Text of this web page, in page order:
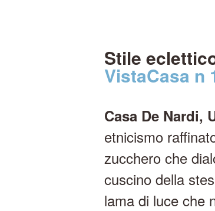
Stile
VistaCasa n
Casa De Nardi,
etnicismo
zucchero che
cuscino della
lama di luce che